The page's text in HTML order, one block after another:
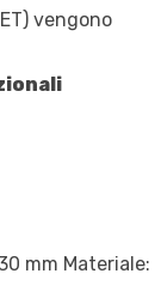
vengono
mm Materiale: